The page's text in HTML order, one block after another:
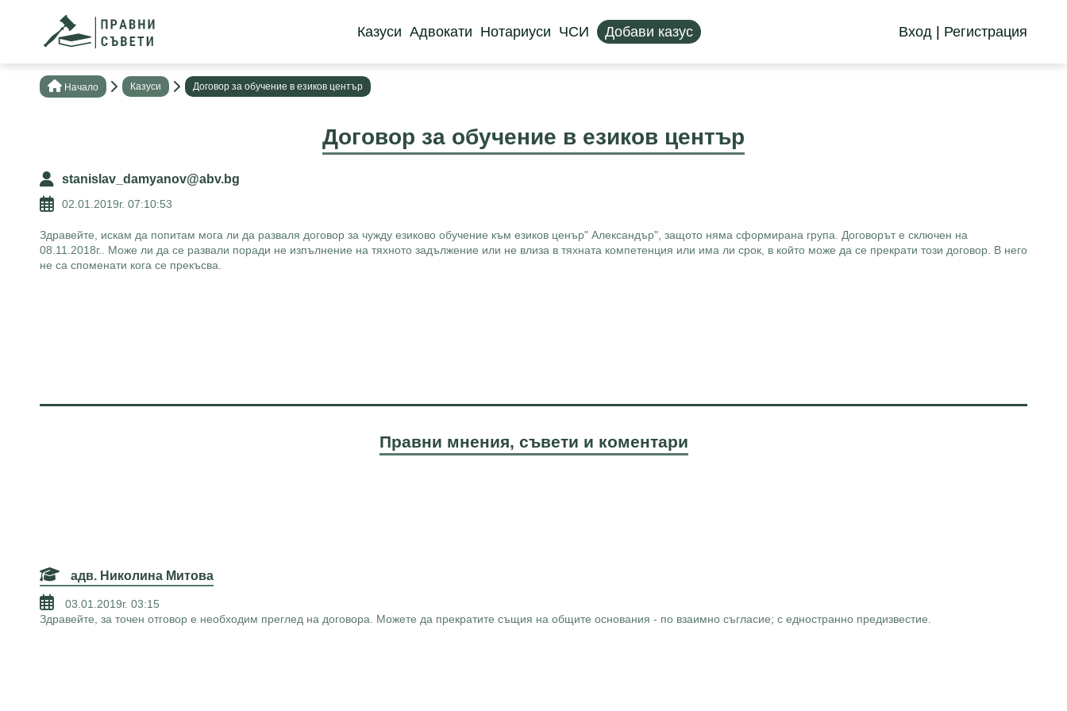
Казуси Адвокати Нотариуси ЧСИ Добави казус Вход | Регистрация
Нaчало Казуси Договор за обучение в езиков център
Договор за обучение в езиков център
stanislav_damyanov@abv.bg
02.01.2019г. 07:10:53
Здравейте, искам да попитам мога ли да разваля договор за чужду езиково обучение към езиков ценър" Александър", защото няма сформирана група. Договорът е сключен на
08.11.2018г.. Може ли да се развали поради не изпълнение на тяхното задължение или не влиза в тяхната компетенция или има ли срок, в който може да се прекрати този договор. В него
не са споменати кога се прекъсва.
Правни мнения, съвети и коментари
адв. Николина Митова
03.01.2019г. 03:15
Здравейте, за точен отговор е необходим преглед на договора. Можете да прекратите същия на общите основания - по взаимно съгласие; с едностранно предизвестие.